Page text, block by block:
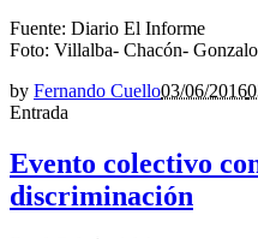
Fuente: Diario El Informe
Foto: Villalba- Chacón- Gonzalo
by Fernando Cuello03/06/2016
Entrada
Evento colectivo
discriminación